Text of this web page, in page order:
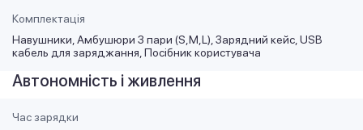
Комплектація
Навушники, Амбушюри 3 пари (S,M,L), Зарядний кейс, USB
кабель для заряджання, Посібник користувача
Автономність і живлення
Час зарядки